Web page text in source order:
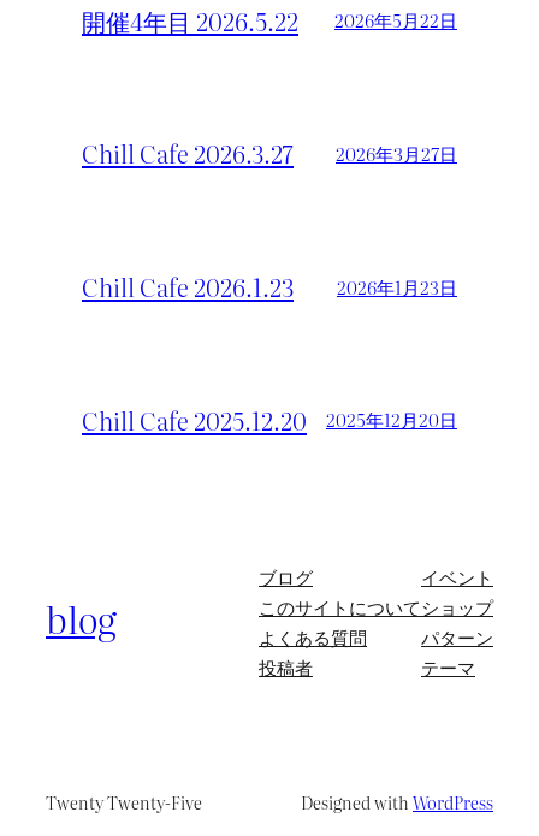
開催4年目 2026.5.22 2026年5月22日
Chill Cafe 2026.3.27 2026年3月27日
Chill Cafe 2026.1.23 2026年1月23日
Chill Cafe 2025.12.20 2025年12月20日
blog
ブログ
このサイトについて
よくある質問
投稿者
イベント
ショップ
パターン
テーマ
Twenty Twenty-Five Designed withWordPress